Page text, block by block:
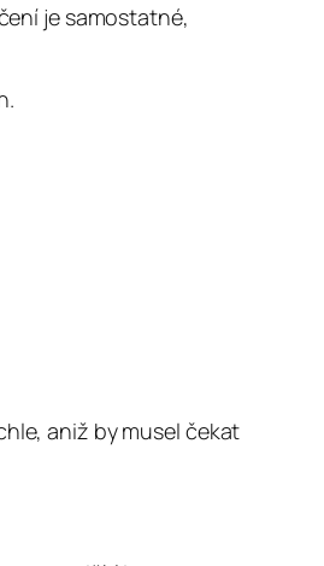
je samostatné,
aniž by musel čekat